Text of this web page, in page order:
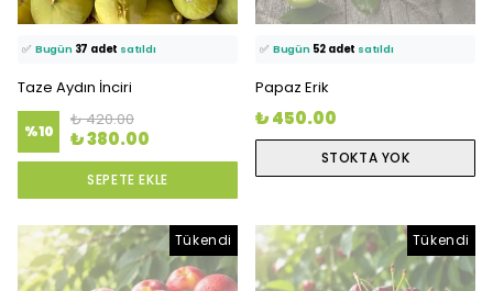
🛒 67 kişi sepetine ekledi!
✅ Bugün 37 adet satıldı
Taze Aydın İnciri
%10
₺ 420.00
₺ 380.00
SEPETE EKLE
🛒 108 kişi
sepetine ekledi!
✅ Bugün 52 adet satıldı
Papaz Erik
₺ 450.00
STOKTA YOK
Tükendi Tükendi